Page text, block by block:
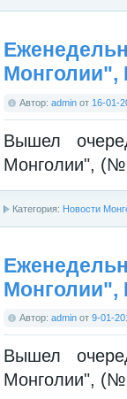
Автор: admin от 16-01-
Вышел
Монголии", (№
Категория: Новости
Автор: admin от 9-01-
Вышел
Монголии", (№